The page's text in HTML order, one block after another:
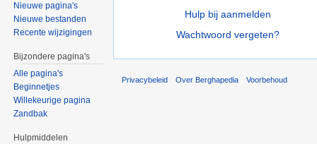
Hulp bij aanmelden
Wachtwoord vergeten?
Nieuwe pagina's
Nieuwe bestanden
Recente wijzigingen
Bijzondere pagina's
Alle pagina's
Beginnetjes
Willekeurige pagina
Zandbak
Hulpmiddelen
Privacybeleid Over Berghapedia Voorbehoud